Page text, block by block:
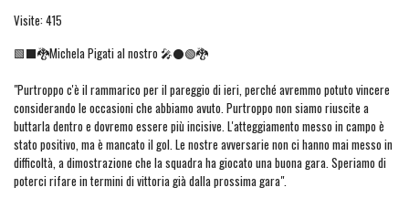
Visite: 415
🟩⬛🐉Michela Pigati al nostro 🎤⚫🟢🐉
"Purtroppo c'è il rammarico per il pareggio di ieri, perché avremmo potuto vincere
considerando le occasioni che abbiamo avuto. Purtroppo non siamo riuscite a
buttarla dentro e dovremo essere più incisive. L'atteggiamento messo in campo è
stato positivo, ma è mancato il gol. Le nostre avversarie non ci hanno mai messo in
difficoltà, a dimostrazione che la squadra ha giocato una buona gara. Speriamo di
poterci rifare in termini di vittoria già dalla prossima gara".